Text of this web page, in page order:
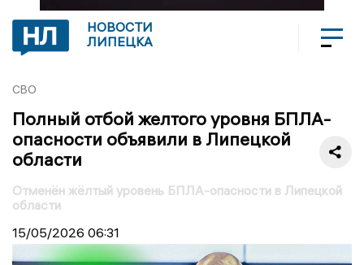
НОВОСТИ
ЛИПЕЦКА
СВО
Полный отбой желтого уровня БПЛА-
опасности объявили в Липецкой
области
Отменён жёлтый уровень БПЛА-опасности в Липецкой
области
15/05/2026 06:31